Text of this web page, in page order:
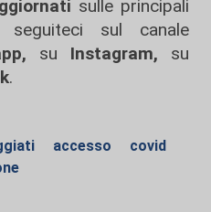
sulle principali
sul canale
su Instagram, su
.
accesso
covid